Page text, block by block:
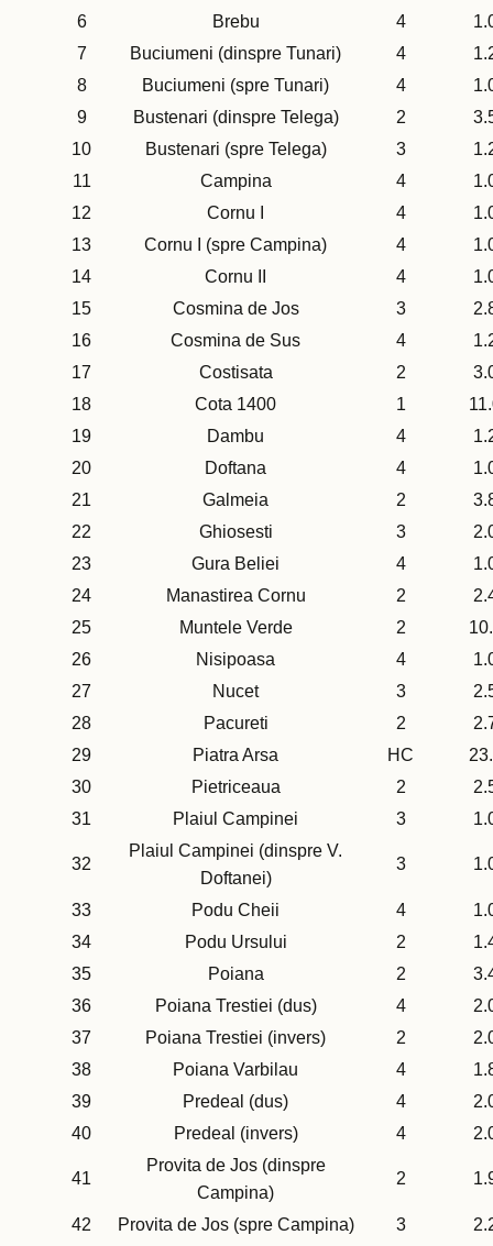
6 Brebu 4
7
Buciumeni (dinspre Tunari) 4
8
Buciumeni (spre Tunari) 4
9
Bustenari (dinspre Telega) 2
10
Bustenari (spre Telega) 3
11
Campina 4
12
Cornu I 4
13
Cornu I (spre Campina) 4
14
Cornu II 4
15
Cosmina de Jos 3
16
Cosmina de Sus 4
17
Costisata 2
18
Cota 1400 1
19
Dambu 4
20
Doftana 4
21
Galmeia 2
22
Ghiosesti 3
23
Gura Beliei 4
24
Manastirea Cornu 2
25
Muntele Verde 2
26
Nisipoasa 4
27
Nucet 3
28
Pacureti 2
29
Piatra Arsa HC
30
Pietriceaua 2
31
Plaiul Campinei 3
32
Plaiul Campinei (dinspre V.
Doftanei)
3
33 Podu Cheii 4
34
Podu Ursului 2
35
Poiana 2
36
Poiana Trestiei (dus) 4
37
Poiana Trestiei (invers) 2
38
Poiana Varbilau 4
39
Predeal (dus) 4
40
Predeal (invers) 4
41
Provita de Jos (dinspre
Campina)
2
42 Provita de Jos (spre Campina) 3